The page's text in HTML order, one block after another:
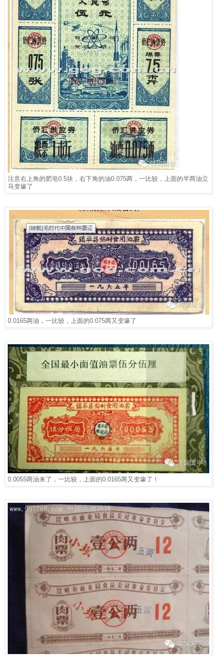
注意右上角的肥皂0.5块，右下角的油0.075两，一比较，上面的半两油立
马变壕了
0.0165两油，一比较，上面的0.075两又变壕了
0.0055两油来了，一比较，上面的0.0165两又变壕了！